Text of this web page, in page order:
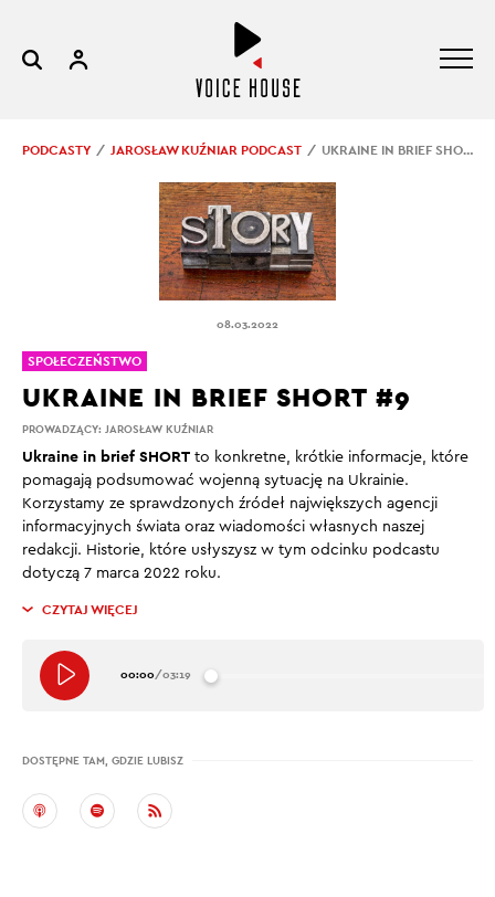
PODCASTY JAROSŁAW KUŹNIAR PODCAST UKRAINE IN BRIEF SHORT #9
08.03.2022
PROWADZĄCY: JAROSŁAW KUŹNIAR
UKRAINE IN BRIEF SHORT #9
Ukraine in brief SHORT to konkretne, krótkie informacje, które
pomagają podsumować wojenną sytuację na Ukrainie.
Korzystamy ze sprawdzonych źródeł największych agencji
informacyjnych świata oraz wiadomości własnych naszej
redakcji. Historie, które usłyszysz w tym odcinku podcastu
dotyczą 7 marca 2022 roku.
CZYTAJ WIĘCEJ
00:00/03:19
DOSTĘPNE TAM, GDZIE LUBISZ
SPOŁECZEŃSTWO